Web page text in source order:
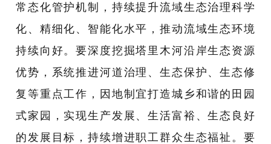
常态化管护机制，持续提升流域生态治理科学
化、精细化、智能化水平，推动流域生态环境
持续向好。要深度挖掘塔里木河沿岸生态资源
优势，系统推进河道治理、生态保护、生态修
复等重点工作，因地制宜打造城乡和谐的田园
式家园，实现生产发展、生活富裕、生态良好
的发展目标，持续增进职工群众生态福祉。要